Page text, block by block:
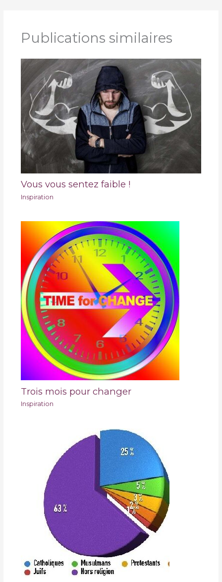
Publications similaires
Vous vous sentez faible !
Inspiration
Trois mois pour changer
Inspiration